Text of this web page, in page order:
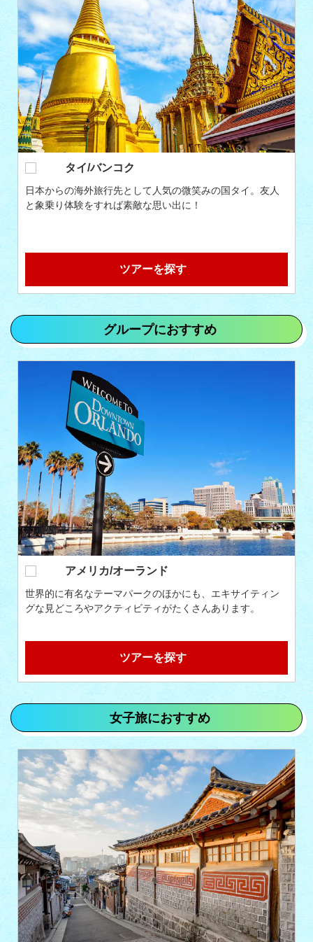
台北
世界有数の親日家が多いと言われる台北は、海外旅行が初
めての学生さんにもおすすめの国。アジアらしいおいしい
ツアーを探す
グループにおすすめ
グアム
コスパ良く楽しみたい学生さんにおすすめのリゾート！気
軽にたっぷり遊ぶことができます。
ツアーを探す
女子旅におすすめ